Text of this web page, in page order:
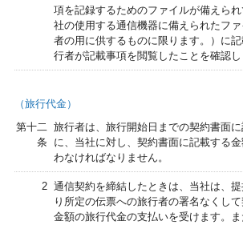
項を記録するためのファイルが備えら
社の使用する通信機器に備えられたフ
者の用に供するものに限ります。）に
行者が記載事項を閲覧したことを確認し
（旅行代金）
第十二
条
旅行者は、旅行開始日までの契約書面
に、当社に対し、契約書面に記載する
わなければなりません。
2 通信契約を締結したときは、当社は、
り所定の伝票への旅行者の署名なくし
金額の旅行代金の支払いを受けます。